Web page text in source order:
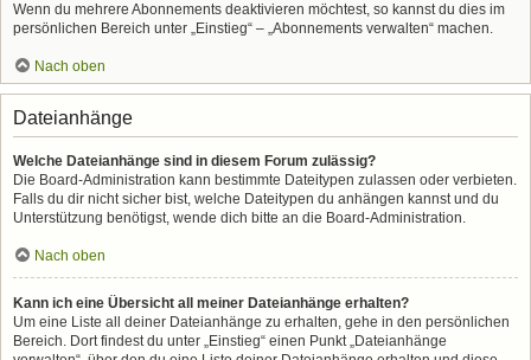
Wenn du mehrere Abonnements deaktivieren möchtest, so kannst du dies im
persönlichen Bereich unter „Einstieg“ – „Abonnements verwalten“ machen.
Nach oben
Dateianhänge
Welche Dateianhänge sind in diesem Forum zulässig?
Die Board-Administration kann bestimmte Dateitypen zulassen oder verbieten.
Falls du dir nicht sicher bist, welche Dateitypen du anhängen kannst und du
Unterstützung benötigst, wende dich bitte an die Board-Administration.
Nach oben
Kann ich eine Übersicht all meiner Dateianhänge erhalten?
Um eine Liste all deiner Dateianhänge zu erhalten, gehe in den persönlichen
Bereich. Dort findest du unter „Einstieg“ einen Punkt „Dateianhänge